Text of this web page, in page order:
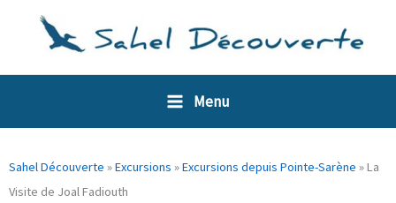
Menu
Sahel Découverte »Excursions »Excursions depuis Pointe-Sarène »La
Visite de Joal Fadiouth
Panneau de gestion des cookies